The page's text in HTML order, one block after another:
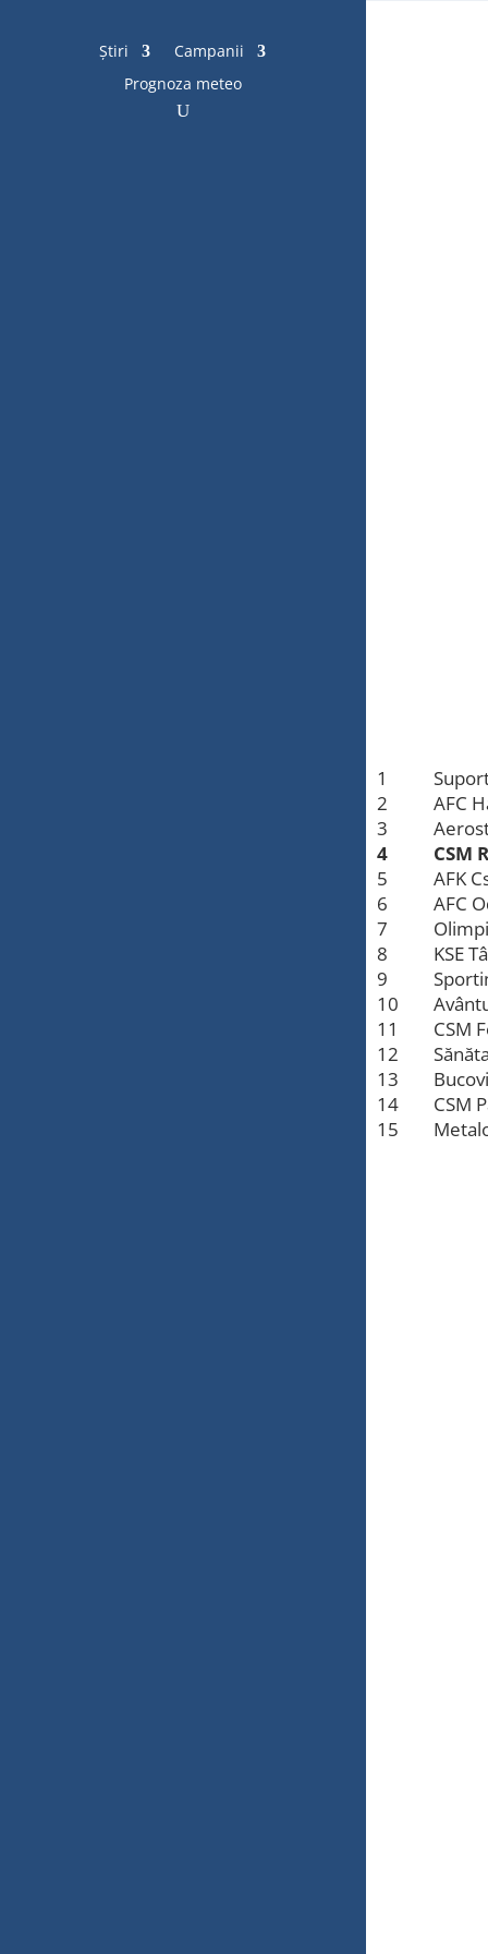
Știri
Campanii
Prognoza meteo
1
2
AFC
3
4
CSM
5
AFK
6
AFC
7
8
KSE
9
10
11
CSM
12
13
14
CSM
15